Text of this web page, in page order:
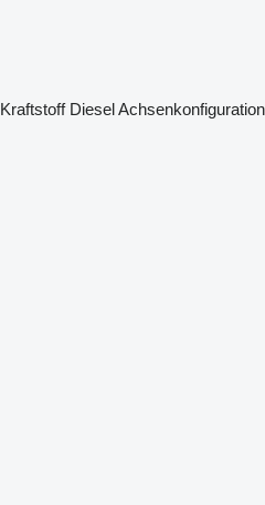
Kraftstoff DieselAchsenkonfiguration